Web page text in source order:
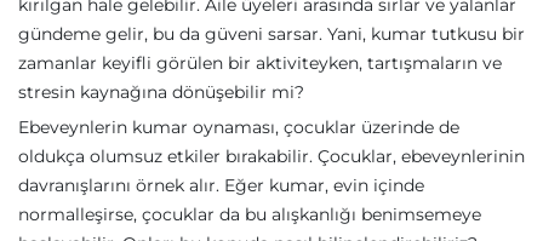
kırılgan hale gelebilir. Aile üyeleri arasında sırlar ve yalanlar
gündeme gelir, bu da güveni sarsar. Yani, kumar tutkusu bir
zamanlar keyifli görülen bir aktiviteyken, tartışmaların ve
stresin kaynağına dönüşebilir mi?
Ebeveynlerin kumar oynaması, çocuklar üzerinde de
oldukça olumsuz etkiler bırakabilir. Çocuklar, ebeveynlerinin
davranışlarını örnek alır. Eğer kumar, evin içinde
normalleşirse, çocuklar da bu alışkanlığı benimsemeye